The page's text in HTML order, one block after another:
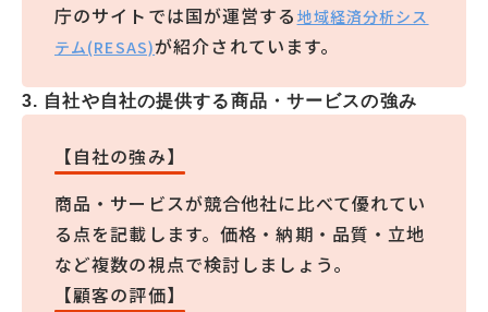
庁のサイトでは国が運営する 地域経済分析シス
テム(RESAS)が紹介されています。
3. 自社や自社の提供する商品・サービスの強み
【自社の強み】
商品・サービスが競合他社に比べて優れてい
る点を記載します。価格・納期・品質・立地
など複数の視点で検討しましょう。
【顧客の評価】